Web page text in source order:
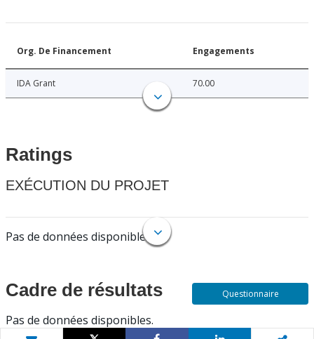
Org. De Financement Engagements
IDA Grant 70.00
Ratings
EXÉCUTION DU PROJET
Pas de données disponibles.
Cadre de résultats
Pas de données disponibles.
Questionnaire